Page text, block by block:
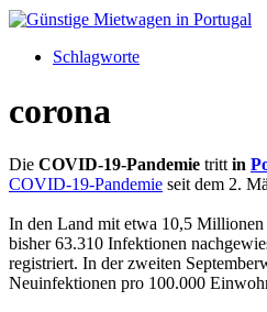
Schlagworte
corona
Die COVID-19-Pandemie tritt in
COVID-19-Pandemie seit dem 2.
In den Land mit etwa 10,5
bisher 63.310 Infektionen
registriert. In der zweiten
Neuinfektionen pro 100.000